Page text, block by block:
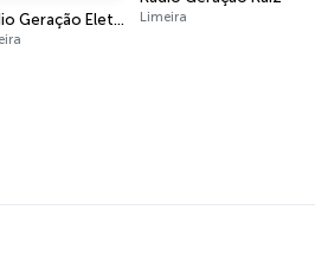
Rádio Geração Eletrônica Limeira